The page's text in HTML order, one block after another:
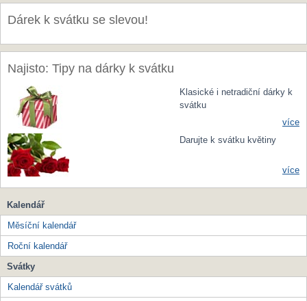
Dárek k svátku se slevou!
Najisto: Tipy na dárky k svátku
Klasické i netradiční dárky k
svátku
více
Darujte k svátku květiny
více
Kalendář
Měsíční kalendář
Roční kalendář
Svátky
Kalendář svátků